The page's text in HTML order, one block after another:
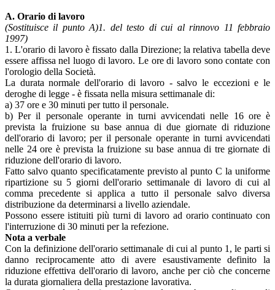
A. Orario di lavoro
(Sostituisce il punto A)1. del testo di cui al rinnovo 11 febbraio
1997)
1. L'orario di lavoro è fissato dalla Direzione; la relativa tabella deve
essere affissa nel luogo di lavoro. Le ore di lavoro sono contate con
l'orologio della Società.
La durata normale dell'orario di lavoro - salvo le eccezioni e le
deroghe di legge - è fissata nella misura settimanale di:
a) 37 ore e 30 minuti per tutto il personale.
b) Per il personale operante in turni avvicendati nelle 16 ore è
prevista la fruizione su base annua di due giornate di riduzione
dell'orario di lavoro; per il personale operante in turni avvicendati
nelle 24 ore è prevista la fruizione su base annua di tre giornate di
riduzione dell'orario di lavoro.
Fatto salvo quanto specificatamente previsto al punto C la uniforme
ripartizione su 5 giorni dell'orario settimanale di lavoro di cui al
comma precedente si applica a tutto il personale salvo diversa
distribuzione da determinarsi a livello aziendale.
Possono essere istituiti più turni di lavoro ad orario continuato con
l'interruzione di 30 minuti per la refezione.
Nota a verbale
Con la definizione dell'orario settimanale di cui al punto 1, le parti si
danno reciprocamente atto di avere esaustivamente definito la
riduzione effettiva dell'orario di lavoro, anche per ciò che concerne
la durata giornaliera della prestazione lavorativa.